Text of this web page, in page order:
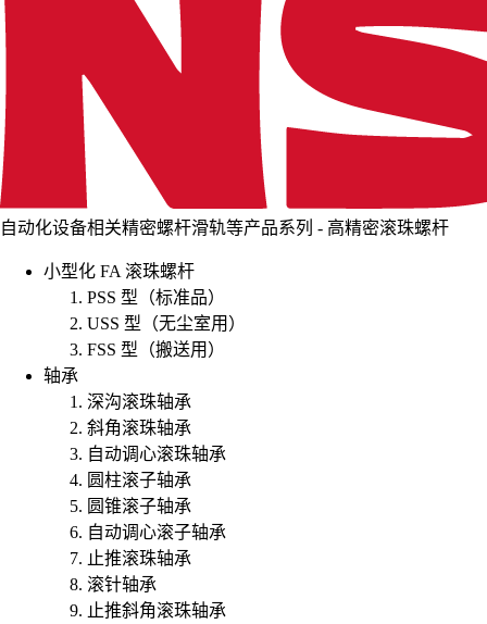
自动化设备相关精密螺杆滑轨等产品系列 - 高精密滚珠螺杆
小型化 FA 滚珠螺杆
PSS 型（标准品）
USS 型（无尘室用）
FSS 型（搬送用）
轴承
深沟滚珠轴承
斜角滚珠轴承
自动调心滚珠轴承
圆柱滚子轴承
圆锥滚子轴承
自动调心滚子轴承
止推滚珠轴承
滚针轴承
止推斜角滚珠轴承